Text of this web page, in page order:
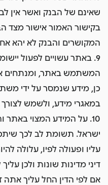
שאינם של הבנק ואשר אין
בקישור האמור אישור מצד
המקושרים והבנק לא יהא
9. באתר עשויים לפעול
המשתמש באתר, ומנתחים
כן, מידע שנמסר על ידי
במאגרי מידע, ולשמש
10. על המידע המצוי באתר
ישראל. תשומת לב לכך
עליו ופעולה לפיו, עלולה
דיני מדינות שונות ולכן
אם לפי הדין החל עליך